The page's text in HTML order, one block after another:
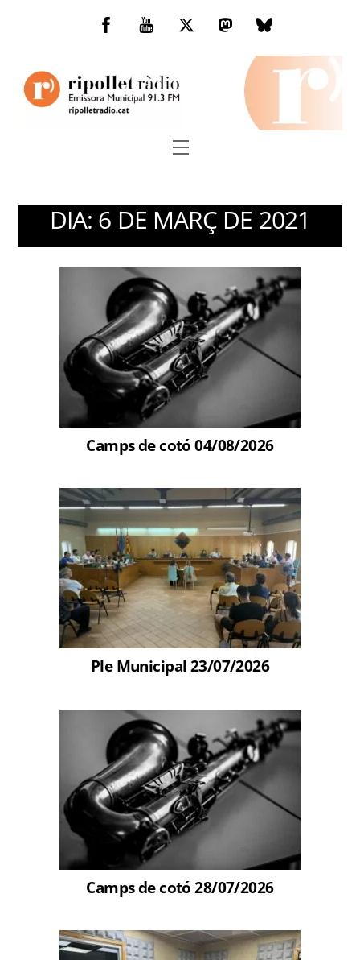
Facebook
You
TwitterMastodonBluesky
Menu
DIA: 6 DE MARÇ DE 2021
Camps de cotó 04/08/2026
Ple Municipal 23/07/2026
Camps de cotó 28/07/2026